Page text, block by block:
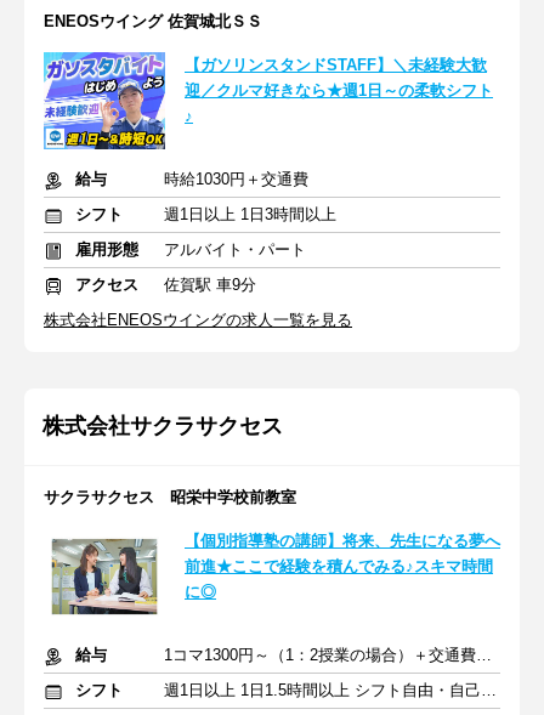
ENEOSウイング 佐賀城北ＳＳ
【ガソリンスタンドSTAFF】＼未経験大歓
迎／クルマ好きなら★週1日～の柔軟シフト
♪
給与
時給1030円＋交通費
シフト
週1日以上 1日3時間以上
雇用形態
アルバイト・パート
アクセス
佐賀駅 車9分
株式会社ENEOSウイングの求人一覧を見る
株式会社サクラサクセス
サクラサクセス 昭栄中学校前教室
【個別指導塾の講師】将来、先生になる夢へ
前進★ここで経験を積んでみる♪スキマ時間
に◎
給与
1コマ1300円～（1：2授業の場合）＋交通費支給
シフト
週1日以上 1日1.5時間以上 シフト自由・自己申告